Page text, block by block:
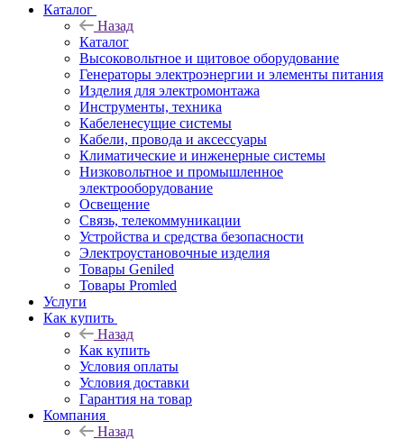
Каталог
Назад
Каталог
Высоковольтное и щитовое оборудование
Генераторы электроэнергии и элементы питания
Изделия для электромонтажа
Инструменты, техника
Кабеленесущие системы
Кабели, провода и аксессуары
Климатические и инженерные системы
Низковольтное и промышленное
электрооборудование
Освещение
Связь, телекоммуникации
Устройства и средства безопасности
Электроустановочные изделия
Товары Geniled
Товары Promled
Услуги
Как купить
Назад
Как купить
Условия оплаты
Условия доставки
Гарантия на товар
Компания
Назад